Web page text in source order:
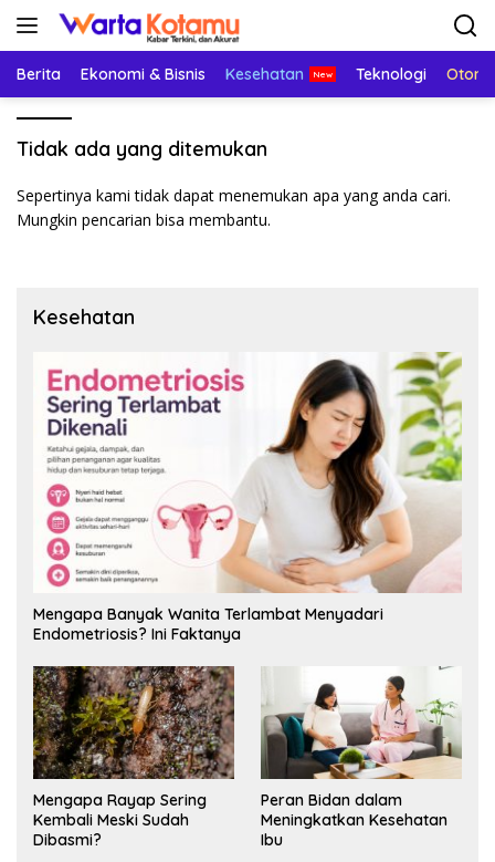
Langsung
Berita Ekonomi & Bisnis Kesehatan Teknologi
Tidak ada yang ditemukan
Sepertinya kami tidak dapat menemukan apa yang anda cari.
Mungkin pencarian bisa membantu.
Kesehatan
Mengapa Banyak Wanita Terlambat Menyadari
Endometriosis? Ini Faktanya
Mengapa Rayap Sering
Kembali Meski Sudah
Dibasmi?
Peran Bidan dalam
Meningkatkan Kesehatan
Ibu